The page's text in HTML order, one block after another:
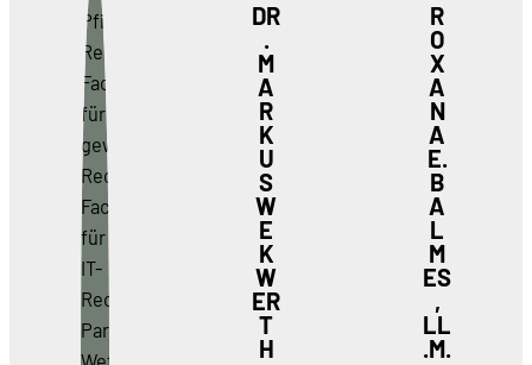
DR
.
M
A
R
K
U
S
W
E
K
W
ER
T
H
R
O
X
A
N
A
E.
B
A
L
M
ES
,
LL
.M.